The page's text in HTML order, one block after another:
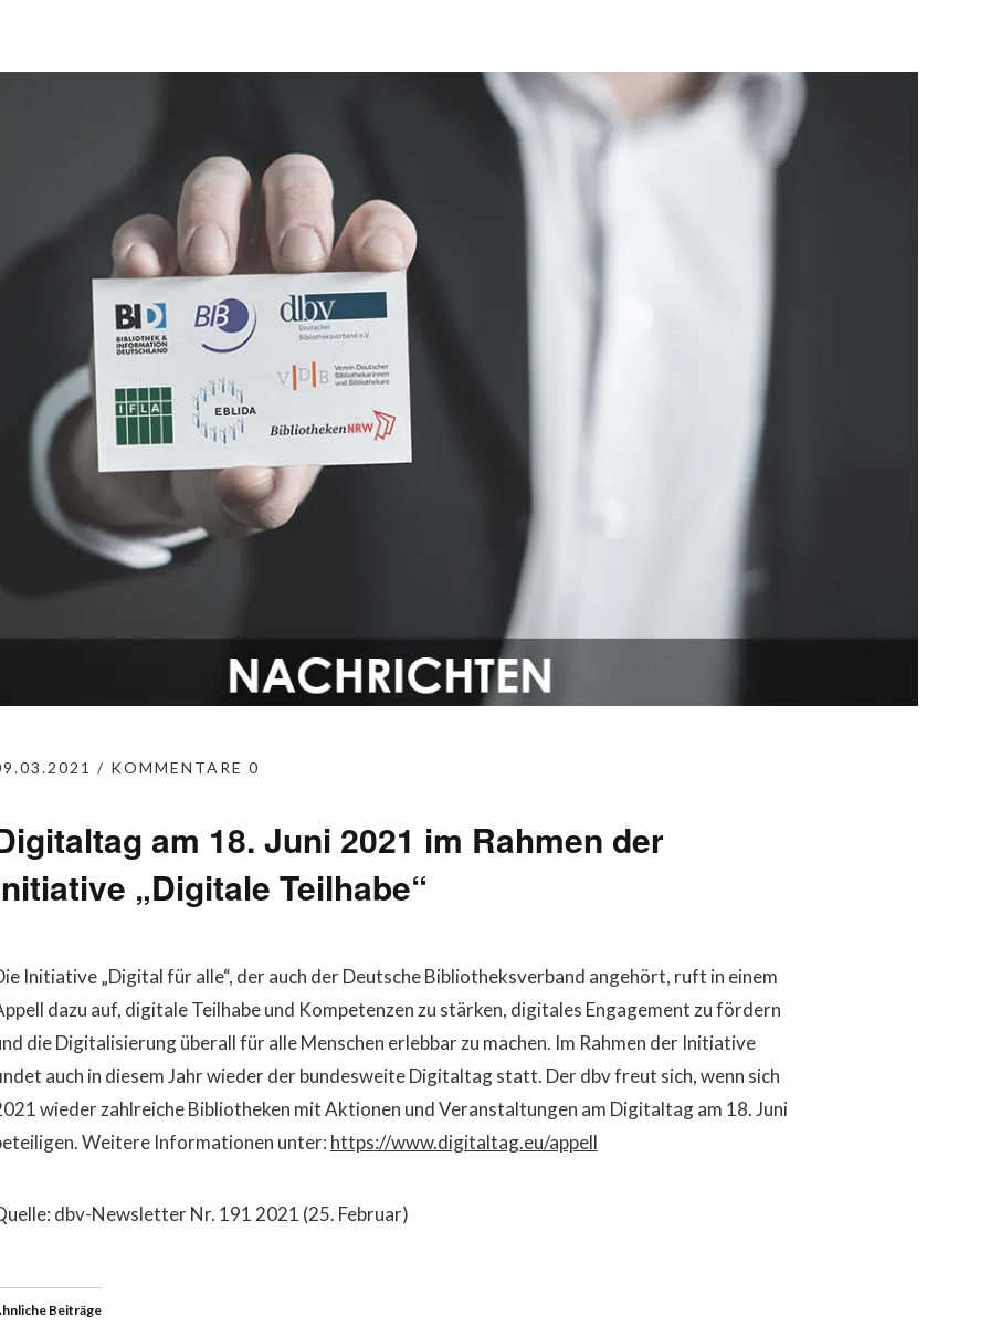
KOMMENTARE 0
am 18. Juni 2021 im Rahmen der
„Digitale Teilhabe“
Initiative „Digital für alle“, der auch der Deutsche Bibliotheksverband angehört, ruft in einem
dazu auf, digitale Teilhabe und Kompetenzen zu stärken, digitales Engagement zu fördern
die Digitalisierung überall für alle Menschen erlebbar zu machen. Im Rahmen der Initiative
auch in diesem Jahr wieder der bundesweite Digitaltag statt. Der dbv freut sich, wenn sich
wieder zahlreiche Bibliotheken mit Aktionen und Veranstaltungen am Digitaltag am 18. Juni
Weitere Informationen unter: https://www.digitaltag.eu/appell
dbv-Newsletter Nr. 191 2021 (25. Februar)
Beiträge